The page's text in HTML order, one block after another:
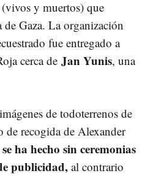
y muertos) que
Gaza. La organización
fue entregado a
cerca de Jan Yunis, una
de todoterrenos de
de recogida de Alexander
ha hecho sin ceremonias
publicidad, al contrario